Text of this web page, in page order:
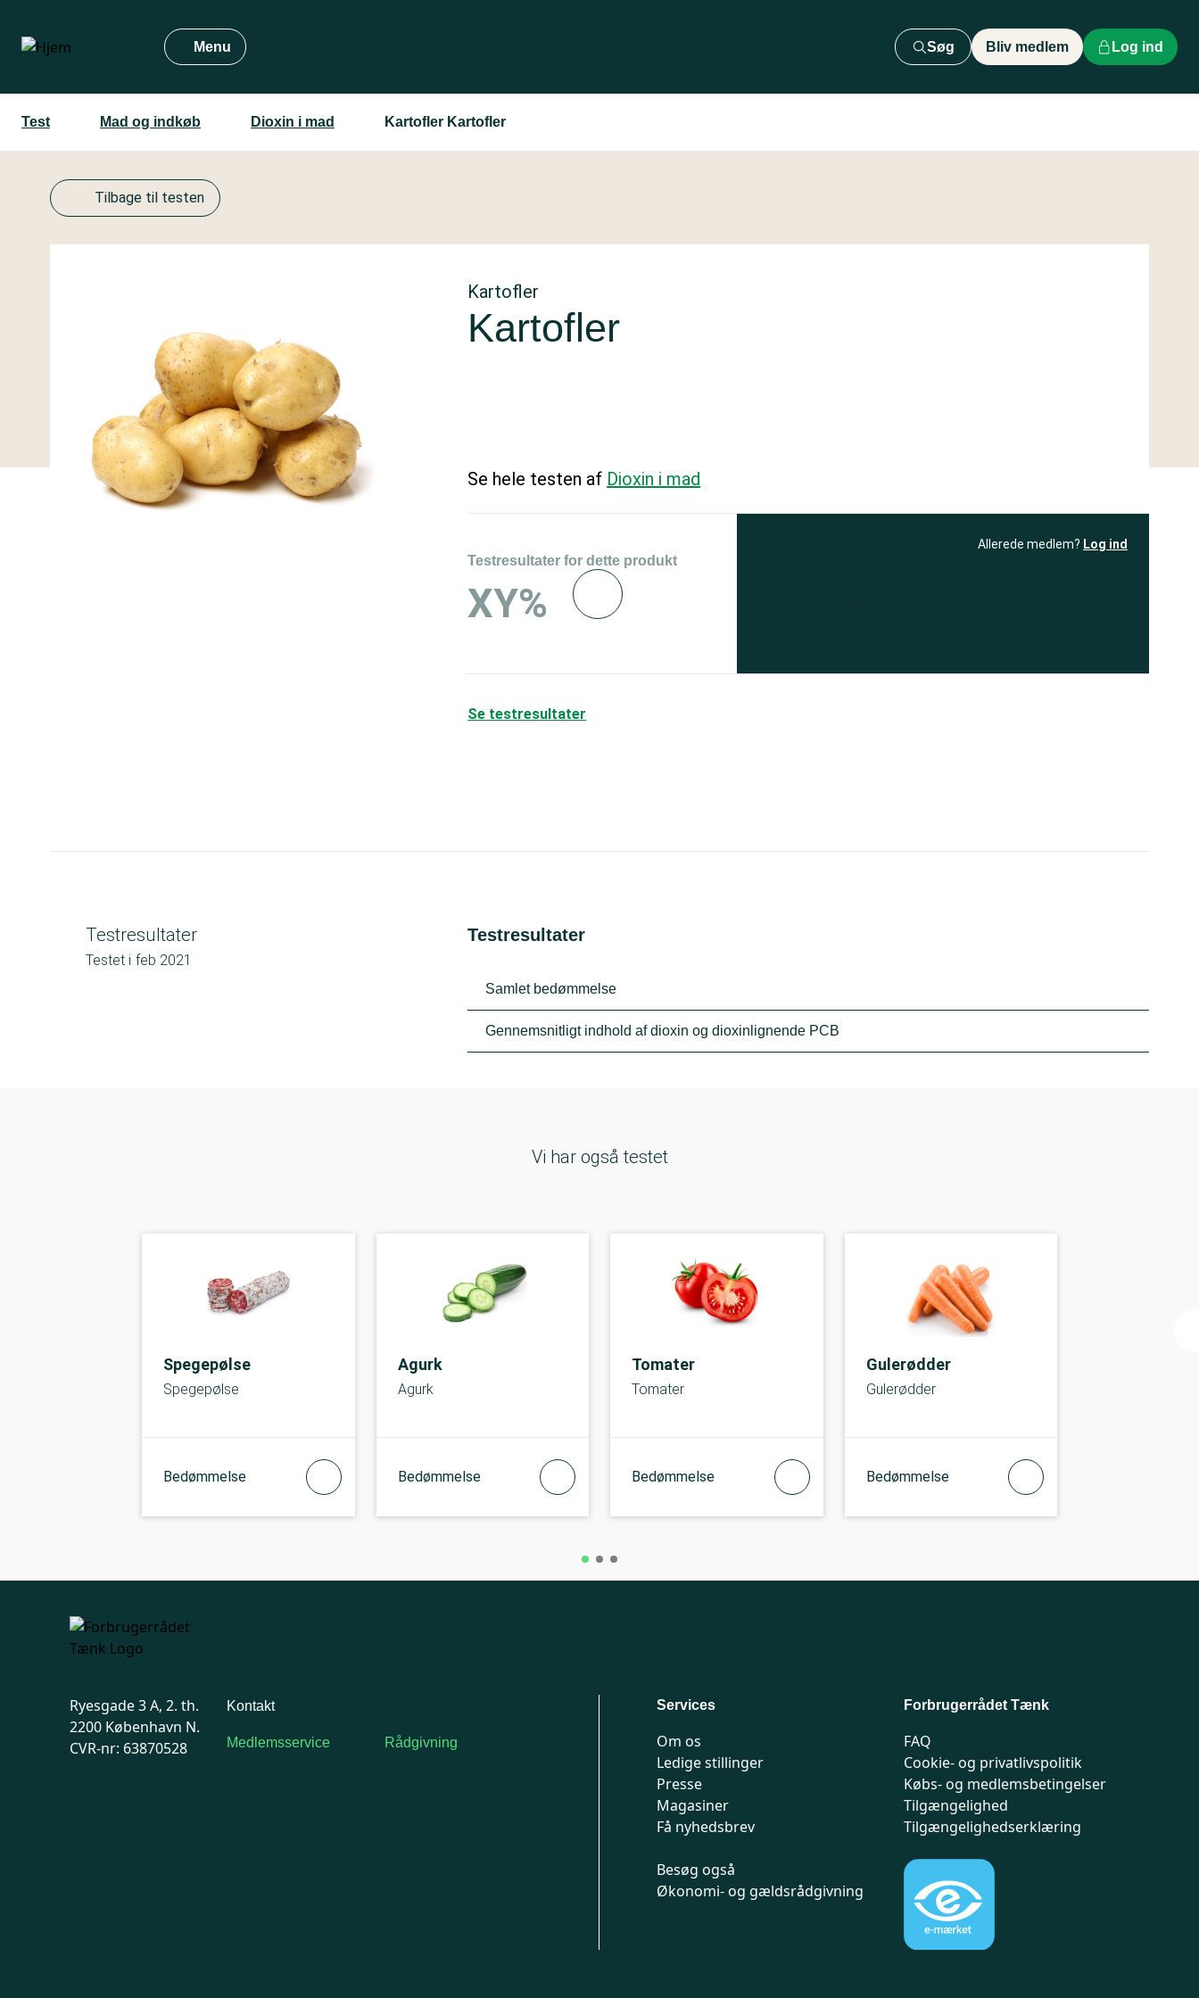
hovedindhold
Menu Søg Bliv medlem Log ind
Test Mad og indkøb Dioxin i mad Kartofler Kartofler
Tilbage til testen
Kartofler
Kartofler
Se hele testen af Dioxin i mad
Testresultater for dette produkt
XY%
Allerede medlem? Log ind
Se testresultater
Testresultater
Testet i feb 2021
Testresultater
Samlet bedømmelse
Gennemsnitligt indhold af dioxin og dioxinlignende PCB
Vi har også testet
Spegepølse
Spegepølse
Bedømmelse
Agurk
Agurk
Bedømmelse
Tomater
Tomater
Bedømmelse
Gulerødder
Gulerødder
Bedømmelse
Ryesgade 3 A, 2. th.
2200 København N.
CVR-nr: 63870528
Kontakt
Medlemsservice Rådgivning
Services
Om os
Ledige stillinger
Presse
Magasiner
Få nyhedsbrev
Besøg også
Økonomi- og gældsrådgivning
Forbrugerrådet Tænk
FAQ
Cookie- og privatlivspolitik
Købs- og medlemsbetingelser
Tilgængelighed
Tilgængelighedserklæring